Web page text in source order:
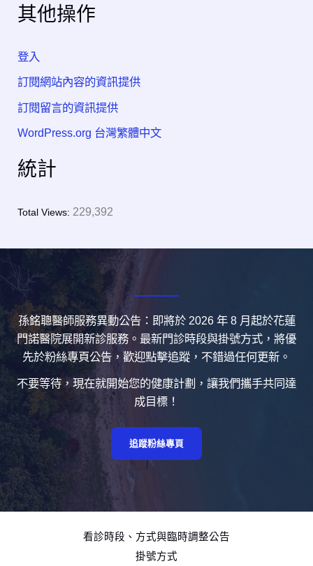
其他操作
登入
訂閱網站內容的資訊提供
訂閱留言的資訊提供
WordPress.org 台灣繁體中文
統計
Total Views: 229,392
孫銘聰醫師服務異動公告：即將於 2026 年 8 月起於花蓮
門諾醫院展開新診服務。最新門診時段與掛號方式，將優
先於粉絲專頁公告，歡迎點擊追蹤，不錯過任何更新。
不要等待，現在就開始您的健康計劃，讓我們攜手共同達
成目標！
追蹤粉絲專頁
看診時段、方式與臨時調整公告
掛號方式